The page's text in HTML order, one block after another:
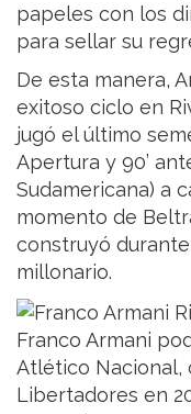
papeles con los
para sellar su
De esta manera,
exitoso ciclo en
jugó el último
Apertura y 90’
Sudamericana) a
momento de
construyó
millonario.
Franco Armani
Atlético Nacional,
Libertadores en